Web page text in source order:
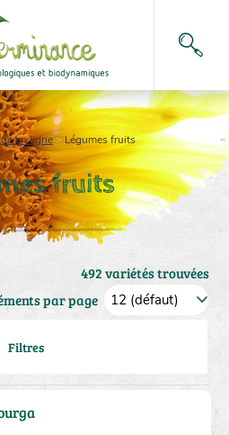
en ligne> Légumes fruits
fruits
492 variétés trouvées
par page
Filtres